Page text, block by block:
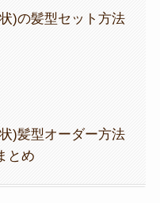
)の髪型セット方法
)髪型オーダー方法
とめ